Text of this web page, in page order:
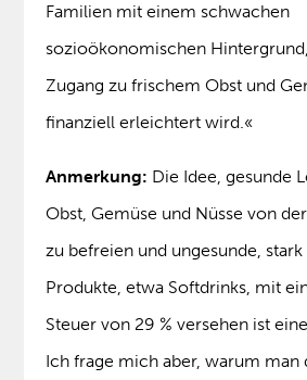
Familien mit einem schwachen
sozioökonomischen
Zugang zu frischem Obst und
finanziell erleichtert wird.«
Anmerkung: Die Idee, gesunde
Obst, Gemüse und Nüsse von
zu befreien und ungesunde,
Produkte, etwa Softdrinks, mit
Steuer von 29 % versehen ist
Ich frage mich aber, warum man